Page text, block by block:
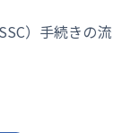
）手続きの流